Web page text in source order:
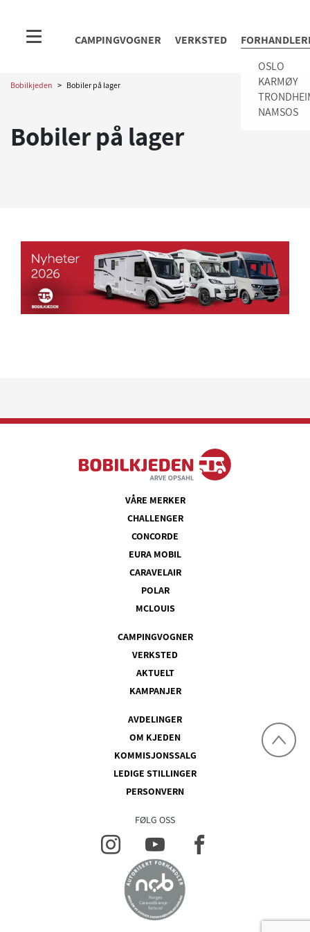
CAMPINGVOGNER VERKSTED
OSLO
KARMØY
NAMSOS
Bobilkjeden > Bobiler på lager
Bobiler på lager
VÅRE MERKER
CHALLENGER
CONCORDE
EURA MOBIL
CARAVELAIR
POLAR
MCLOUIS
CAMPINGVOGNER
VERKSTED
AKTUELT
KAMPANJER
AVDELINGER
OM KJEDEN
KOMMISJONSSALG
LEDIGE STILLINGER
PERSONVERN
FØLG OSS